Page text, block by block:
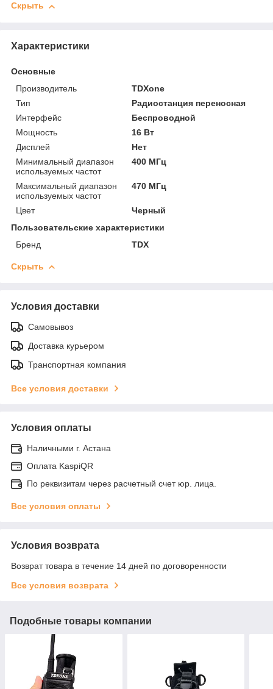
Скрыть
Характеристики
Основные
Производитель
TDXone
Тип
Радиостанция переносная
Интерфейс
Беспроводной
Мощность
16 Вт
Дисплей
Нет
Минимальный диапазон
используемых частот
400 МГц
Максимальный диапазон
используемых частот
470 МГц
Цвет
Черный
Пользовательские характеристики
Бренд
TDX
Скрыть
Условия доставки
Самовывоз
Доставка курьером
Транспортная компания
Все условия доставки
Условия оплаты
Наличными г. Астана
Оплата KaspiQR
По реквизитам через расчетный счет юр. лица.
Все условия оплаты
Условия возврата
Возврат товара в течение 14 дней по договоренности
Все условия возврата
Подобные товары компании